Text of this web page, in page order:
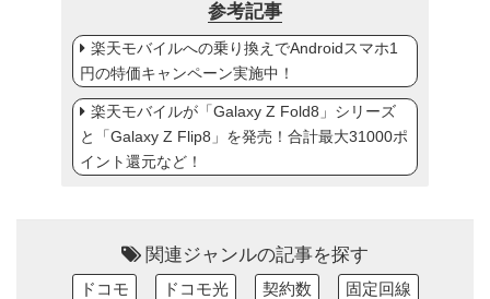
参考記事
楽天モバイルへの乗り換えでAndroidスマホ1
円の特価キャンペーン実施中！
楽天モバイルが「Galaxy Z Fold8」シリーズ
と「Galaxy Z Flip8」を発売！合計最大31000ポ
イント還元など！
関連ジャンルの記事を探す
ドコモ ドコモ光 契約数 固定回線